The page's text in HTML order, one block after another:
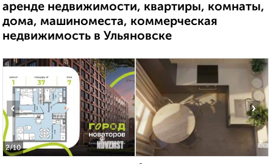
аренде недвижимости, квартиры, комнаты,
дома, машиноместа, коммерческая
недвижимость в Ульяновске
2/10
‹ ›